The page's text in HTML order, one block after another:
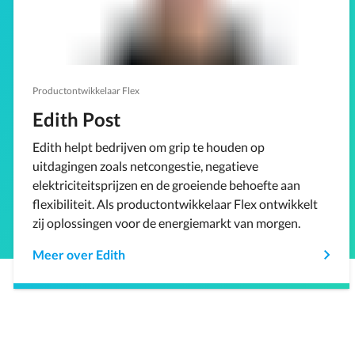
Productontwikkelaar Flex
Edith Post
Edith helpt bedrijven om grip te houden op
uitdagingen zoals netcongestie, negatieve
elektriciteitsprijzen en de groeiende behoefte aan
flexibiliteit. Als productontwikkelaar Flex ontwikkelt
zij oplossingen voor de energiemarkt van morgen.
Meer over Edith